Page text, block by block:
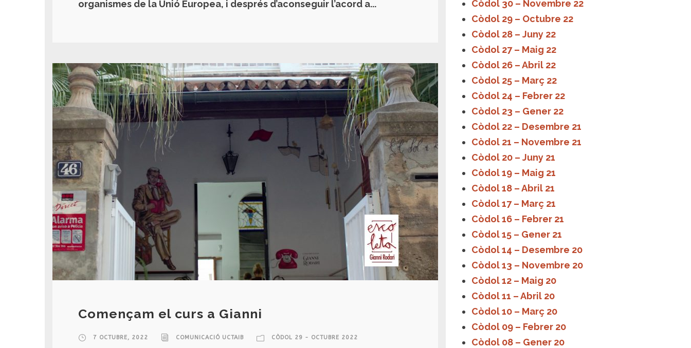
organismes de la Unió Europea, i després d’aconseguir l’acord a...
Començam el curs a Gianni
7 OCTUBRE, 2022 COMUNICACIÓ UCTAIB CÒDOL 29 - OCTUBRE 2022
Còdol 30 – Novembre 22
Còdol 29 – Octubre 22
Còdol 28 – Juny 22
Còdol 27 – Maig 22
Còdol 26 – Abril 22
Còdol 25 – Març 22
Còdol 24 – Febrer 22
Còdol 23 – Gener 22
Còdol 22 – Desembre 21
Còdol 21 – Novembre 21
Còdol 20 – Juny 21
Còdol 19 – Maig 21
Còdol 18 – Abril 21
Còdol 17 – Març 21
Còdol 16 – Febrer 21
Còdol 15 – Gener 21
Còdol 14 – Desembre 20
Còdol 13 – Novembre 20
Còdol 12 – Maig 20
Còdol 11 – Abril 20
Còdol 10 – Març 20
Còdol 09 – Febrer 20
Còdol 08 – Gener 20